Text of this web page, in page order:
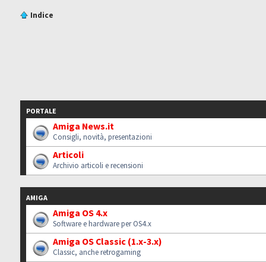
Indice
PORTALE
Amiga News.it
Consigli, novità, presentazioni
Articoli
Archivio articoli e recensioni
AMIGA
Amiga OS 4.x
Software e hardware per OS4.x
Amiga OS Classic (1.x-3.x)
Classic, anche retrogaming